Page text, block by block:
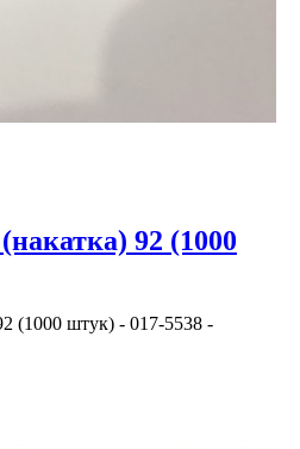
92 (1000
(1000 штук) - 017-5538 -